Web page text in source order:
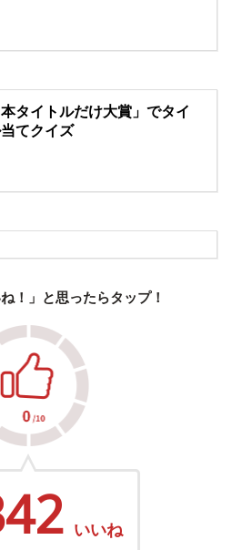
本タイトルだけ大賞」でタイ
当てクイズ
！」と思ったらタップ！
いいね